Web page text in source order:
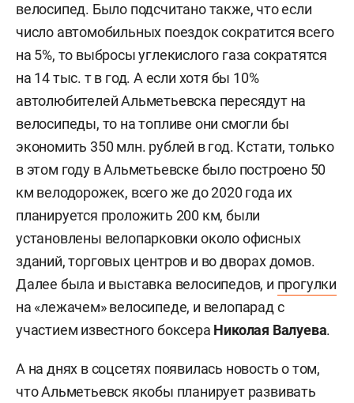
велосипед. Было подсчитано также, что если
число автомобильных поездок сократится всего
на 5%, то выбросы углекислого газа сократятся
на 14 тыс. т в год. А если хотя бы 10%
автолюбителей Альметьевска пересядут на
велосипеды, то на топливе они смогли бы
экономить 350 млн. рублей в год. Кстати, только
в этом году в Альметьевске было построено 50
км велодорожек, всего же до 2020 года их
планируется проложить 200 км, были
установлены велопарковки около офисных
зданий, торговых центров и во дворах домов.
Далее была и выставка велосипедов, и прогулки
на «лежачем» велосипеде, и велопарад с
участием известного боксера Николая Валуева.
А на днях в соцсетях появилась новость о том,
что Альметьевск якобы планирует развивать